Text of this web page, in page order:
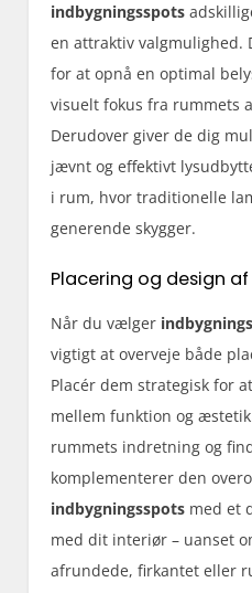
indbygningsspots
en attraktiv valgmulighed.
for at opnå en optimal
visuelt fokus fra rummets
Derudover giver de dig
jævnt og effektivt
i rum, hvor traditionelle
generende skygger.
Placering og design
Når du vælger
vigtigt at overveje både
Placér dem strategisk for
mellem funktion og
rummets indretning og
komplementerer den
indbygningsspots med et
med dit interiør – uanset
afrundede, firkantet eller